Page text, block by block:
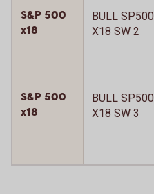
S&P 500
x18
BULL SP500
X18 SW 2
S&P 500
x18
BULL SP500
X18 SW 3